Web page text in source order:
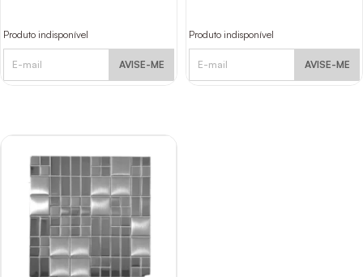
Produto indisponível
AVISE-ME
Produto indisponível
AVISE-ME